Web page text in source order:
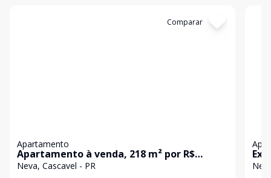
Comparar
Apartamento
Apartamento à venda, 218 m² por R$
3.198.800,00 - Neva - Cascavel/PR
Neva, Cascavel - PR